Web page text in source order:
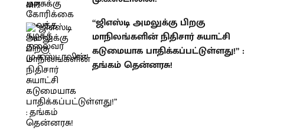
“ஜிஎஸ்டி அமலுக்கு பிறகு
மாநிலங்களின் நிதிசார் சுயாட்சி
கடுமையாக பாதிக்கப்பட்டுள்ளது!” :
தங்கம் தென்னரசு!